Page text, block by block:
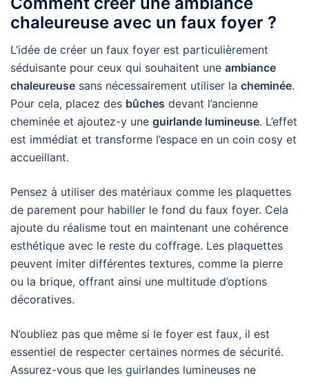
chaleureuse avec un faux foyer ?
L’idée de créer un faux foyer est particulièrement
séduisante pour ceux qui souhaitent une ambiance
chaleureuse sans nécessairement utiliser la cheminée.
Pour cela, placez des bûches devant l’ancienne
cheminée et ajoutez-y une guirlande lumineuse. L’effet
est immédiat et transforme l’espace en un coin cosy et
accueillant.
Pensez à utiliser des matériaux comme les plaquettes
de parement pour habiller le fond du faux foyer. Cela
ajoute du réalisme tout en maintenant une cohérence
esthétique avec le reste du coffrage. Les plaquettes
peuvent imiter différentes textures, comme la pierre
ou la brique, offrant ainsi une multitude d’options
décoratives.
N’oubliez pas que même si le foyer est faux, il est
essentiel de respecter certaines normes de sécurité.
Assurez-vous que les guirlandes lumineuses ne